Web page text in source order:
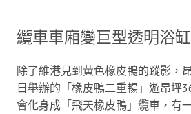
纜車車廂變巨型透明浴缸
除了維港見到黃色橡皮鴨的蹤影，
日舉辦的「橡皮鴨二重暢」遊昂坪
會化身成「飛天橡皮鴨」纜車，有